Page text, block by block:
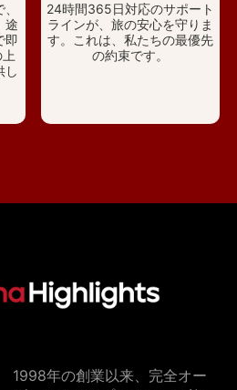
途
即
し
24時間365日対応のサポート
ラインが、旅の安心を守りま
す。これは、私たちの最優先
の約束です。
1998年の創業以来、完全オー